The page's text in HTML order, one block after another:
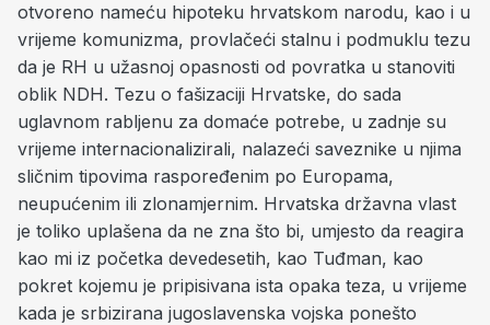
otvoreno nameću hipoteku hrvatskom narodu, kao i u
vrijeme komunizma, provlačeći stalnu i podmuklu tezu
da je RH u užasnoj opasnosti od povratka u stanoviti
oblik NDH. Tezu o fašizaciji Hrvatske, do sada
uglavnom rabljenu za domaće potrebe, u zadnje su
vrijeme internacionalizirali, nalazeći saveznike u njima
sličnim tipovima raspoređenim po Europama,
neupućenim ili zlonamjernim. Hrvatska državna vlast
je toliko uplašena da ne zna što bi, umjesto da reagira
kao mi iz početka devedesetih, kao Tuđman, kao
pokret kojemu je pripisivana ista opaka teza, u vrijeme
kada je srbizirana jugoslavenska vojska ponešto